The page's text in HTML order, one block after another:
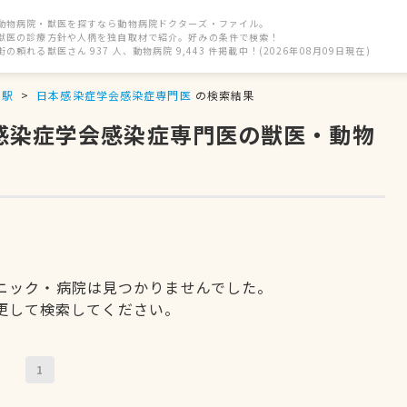
物病院・獣医を探すなら動物病院ドクターズ・ファイル。
医の診療方針や人柄を独自取材で紹介。好みの条件で検索！
の頼れる獣医さん 937 人、動物病院 9,443 件掲載中！(2026年08月09日現在)
日本感染症学会感染症専門医 の検索結果
症学会感染症専門医の獣医・動物
ク・病院は見つかりませんでした。
て検索してください。
1